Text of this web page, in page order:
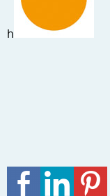
Stempels en zo
h